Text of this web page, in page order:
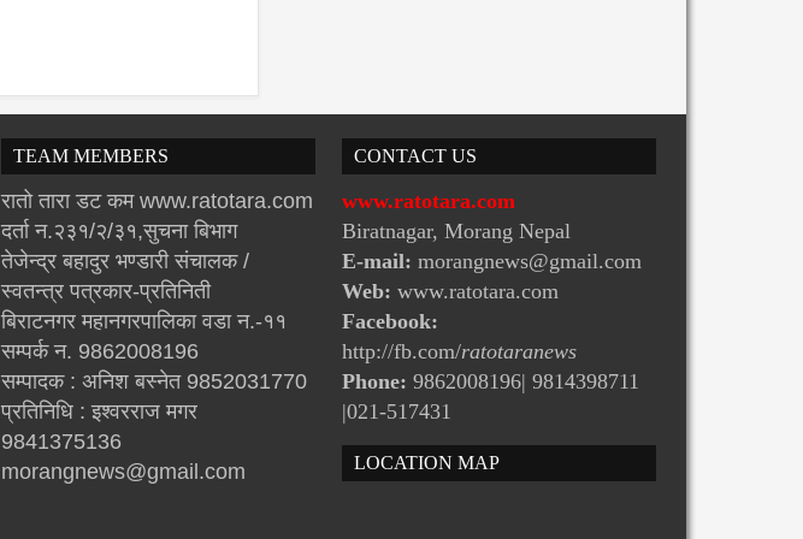
TEAM MEMBERS
रातो तारा डट कम www.ratotara.com
दर्ता न.२३१/२/३१,सुचना बिभाग
तेजेन्द्र बहादुर भण्डारी संचालक /
स्वतन्त्र पत्रकार-प्रतिनिती
बिराटनगर महानगरपालिका वडा न.-११
सम्पर्क न. 9862008196
सम्पादक : अनिश बस्नेत 9852031770
प्रतिनिधि : इश्वरराज मगर
9841375136
morangnews@gmail.com
CONTACT US
www.ratotara.com
Biratnagar, Morang Nepal
E-mail: morangnews@gmail.com
Web: www.ratotara.com
Facebook:
http://fb.com/ratotaranews
Phone:9862008196| 9814398711
|021-517431
LOCATION MAP